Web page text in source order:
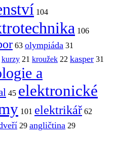
104
106
63 olympiáda 31
kurzy 21 kroužek 22 kasper 31
a
45 elektronické
101 elektrikář 62
29 angličtina 29